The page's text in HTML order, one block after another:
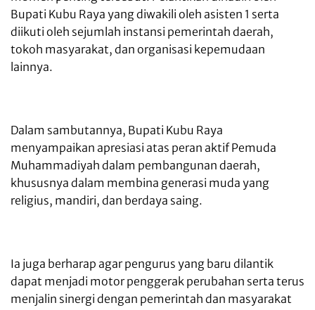
Bupati Kubu Raya yang diwakili oleh asisten 1 serta
diikuti oleh sejumlah instansi pemerintah daerah,
tokoh masyarakat, dan organisasi kepemudaan
lainnya.
Dalam sambutannya, Bupati Kubu Raya
menyampaikan apresiasi atas peran aktif Pemuda
Muhammadiyah dalam pembangunan daerah,
khususnya dalam membina generasi muda yang
religius, mandiri, dan berdaya saing.
Ia juga berharap agar pengurus yang baru dilantik
dapat menjadi motor penggerak perubahan serta terus
menjalin sinergi dengan pemerintah dan masyarakat